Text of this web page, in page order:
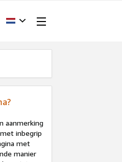
aanmerking
inbegrip
met
manier